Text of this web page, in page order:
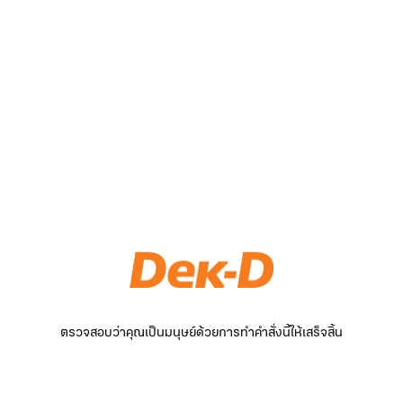
ตรวจสอบว่าคุณเป็นมนุษย์ด้วยการทำคำสั่งนี้ให้เสร็จสิ้น